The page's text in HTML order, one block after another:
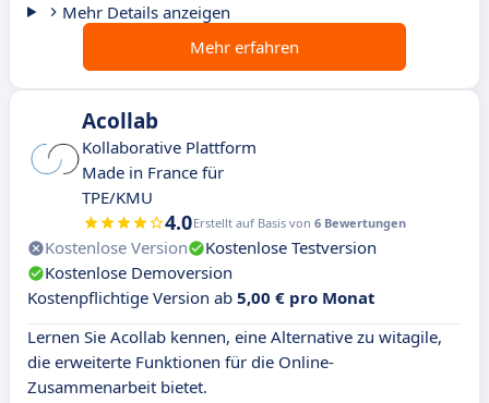
Mehr Details anzeigen
Mehr erfahren
Acollab
Kollaborative Plattform
Made in France für
TPE/KMU
4.0Erstellt auf Basis von 6 Bewertungen
Kostenlose Version
Kostenlose Testversion
Kostenlose Demoversion
Kostenpflichtige Version ab 5,00 € pro Monat
Lernen Sie Acollab kennen, eine Alternative zu witagile,
die erweiterte Funktionen für die Online-
Zusammenarbeit bietet.